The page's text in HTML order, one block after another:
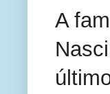
A